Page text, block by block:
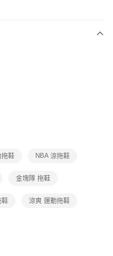
。
後，將跳轉至「AFTEE先享後付」
簡訊。
簡訊中的連結，可透過四大超商／
方視為交易完成。
」之結帳頁面顯示為準，若有關於
關疑問，請聯繫「AFTEE先享後付
support/home
之「AFTEE先享後付」服務完成之交
理人或監護人之同意方可使用
個別帳號之用戶狀況，依本公司即
)免運費
)免運費
)免運費
拖鞋 NBA 涼拖鞋
金塊隊 拖鞋
鞋 涼爽 運動拖鞋